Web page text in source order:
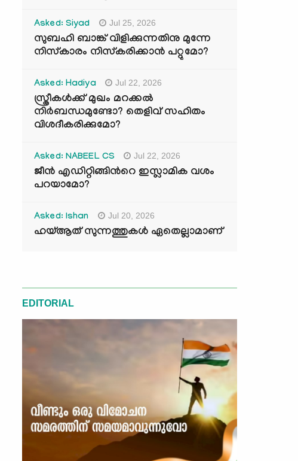
Asked: Siyad Jul 25, 2026
സുബഹി ബാങ്ക് വിളിക്കുന്നതിനു മുന്നേ
നിസ്കാരം നിസ്കരിക്കാൻ പറ്റുമോ?
Asked: Hadiya Jul 22, 2026
സ്ത്രീകൾക്ക് മുഖം മറക്കൽ
നിർബന്ധമുണ്ടോ? തെളിവ് സഹിതം
വിശദീകരിക്കുമോ?
Asked: NABEEL CS Jul 22, 2026
ജീൻ എഡിറ്റിങ്ങിന്‍റെ ഇസ്ലാമിക വശം
പറയാമോ?
Asked: Ishan Jul 20, 2026
ഹയ്ആത് സുന്നത്തുകൾ ഏതെല്ലാമാണ്
EDITORIAL